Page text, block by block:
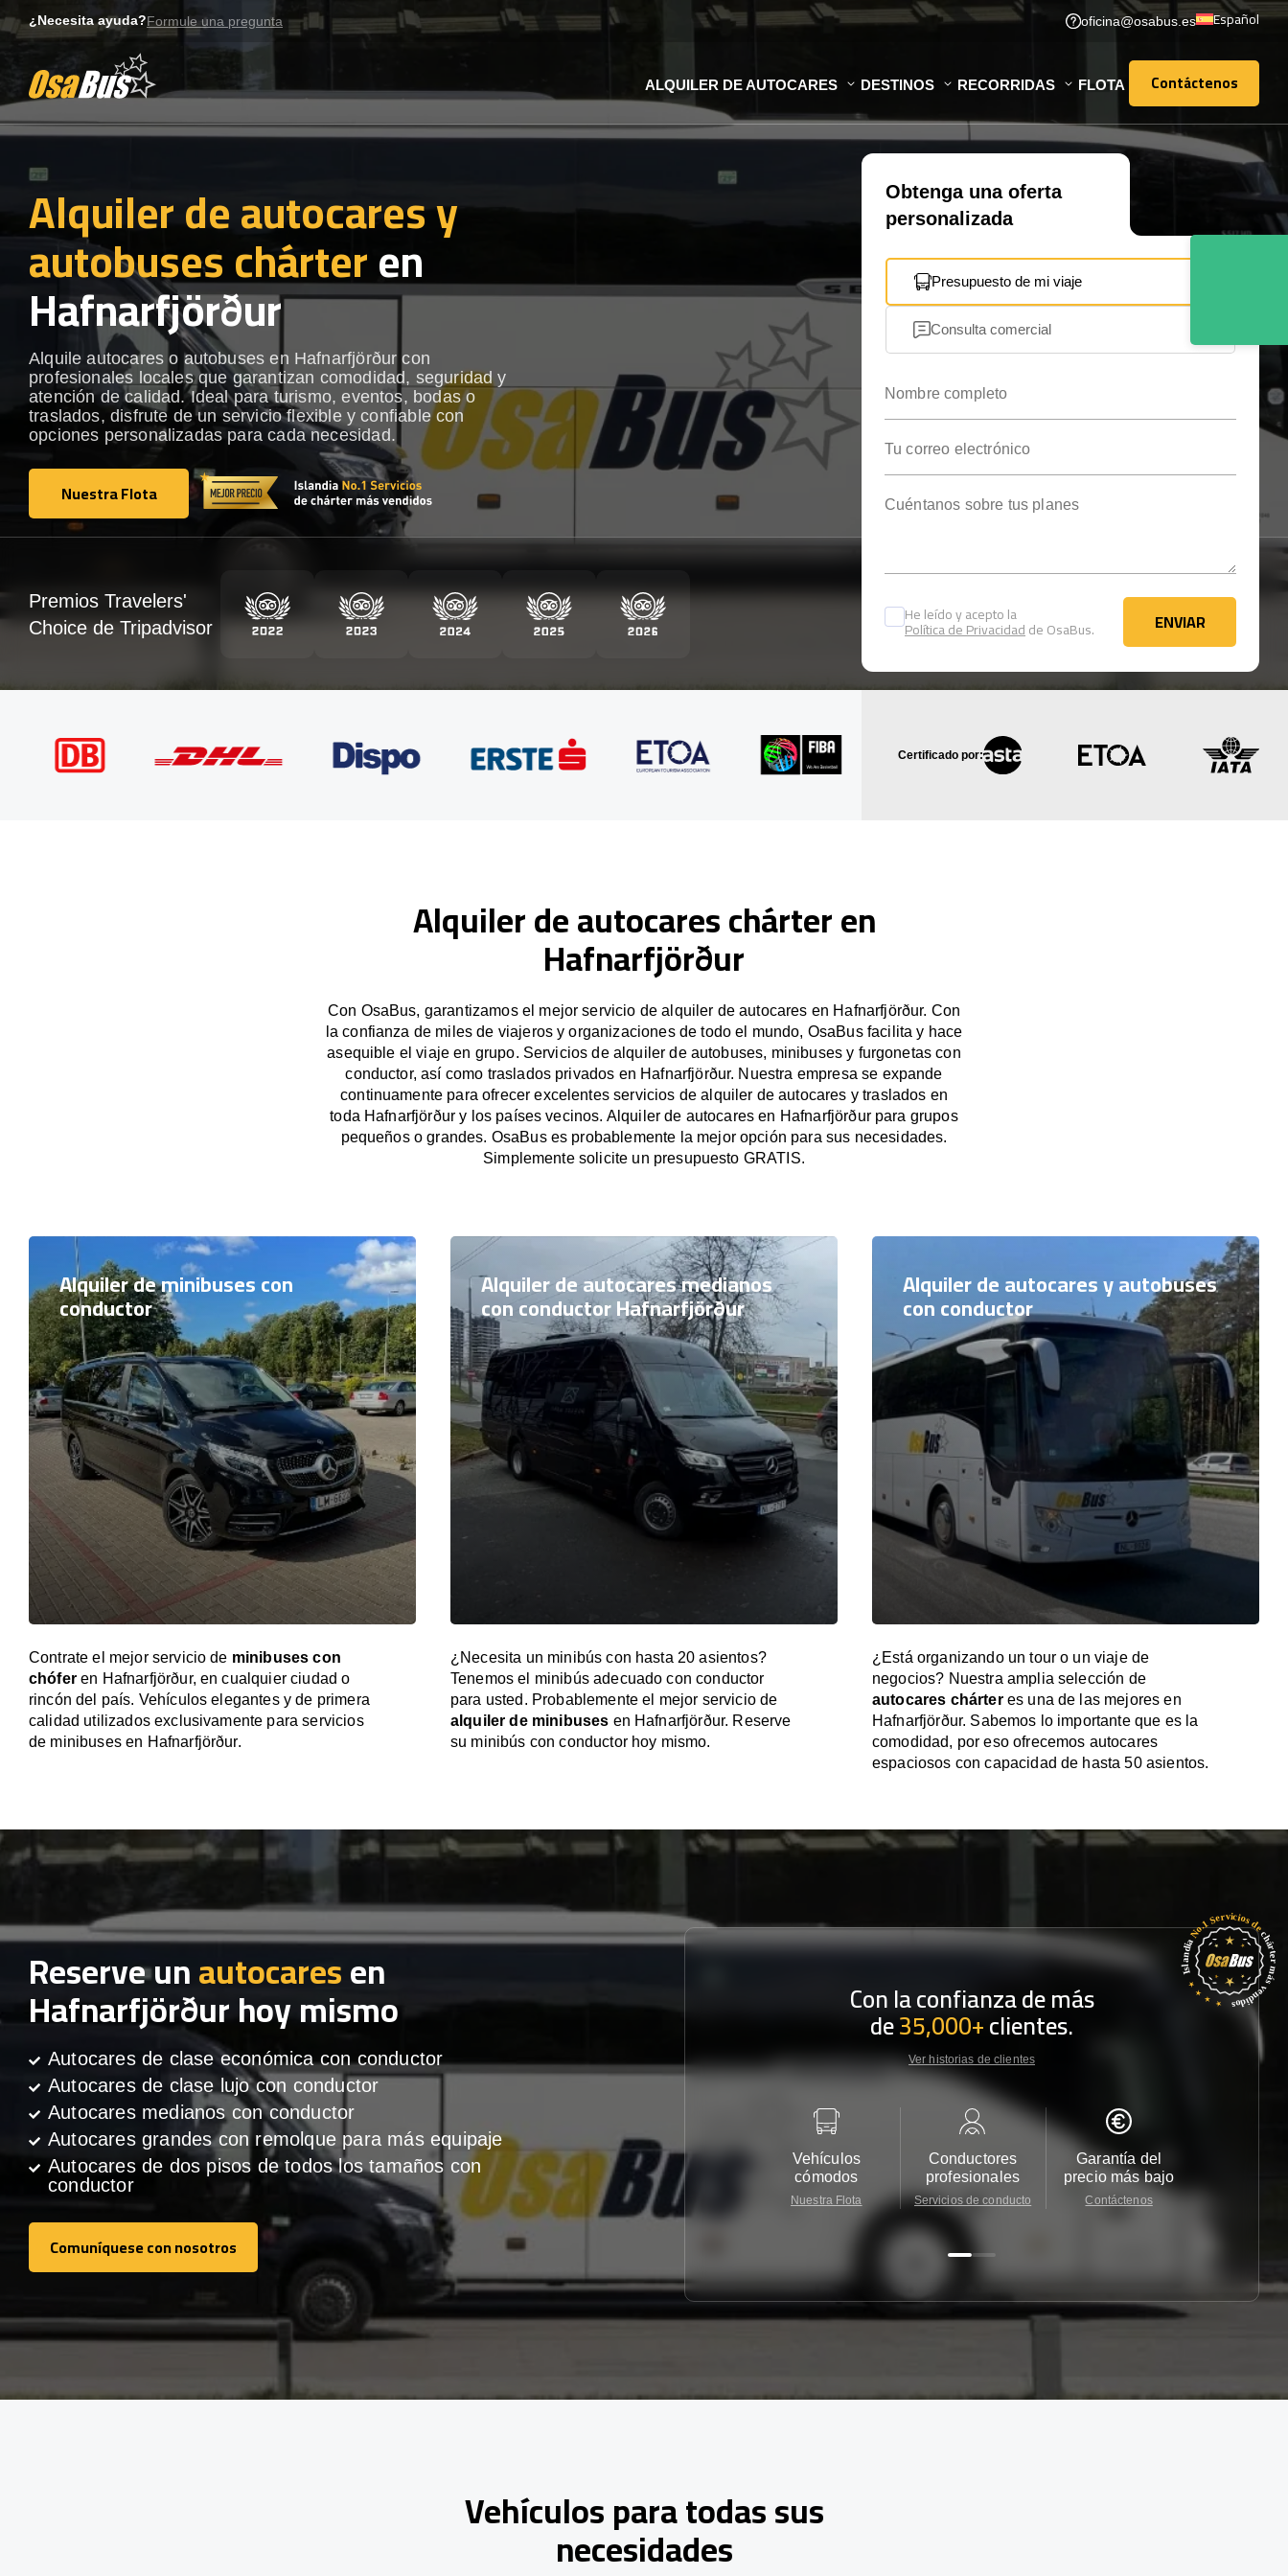
to
¿Necesita ayuda?Formule una pregunta oficina@osabus.es Español
ALQUILER DE AUTOCARES DESTINOS RECORRIDAS FLOTA Contáctenos
Contáctenos
Alquiler de autocares y
autobuses chárteren
Hafnarfjörður
Alquile autocares o autobuses en Hafnarfjörður con
profesionales locales que garantizan comodidad, seguridad y
atención de calidad. Ideal para turismo, eventos, bodas o
traslados, disfrute de un servicio flexible y confiable con
opciones personalizadas para cada necesidad.
Nuestra Flota
Nuestra Flota
Obtenga una oferta
personalizada
Presupuesto de mi viaje
Consulta comercial
He leído y acepto la
Política de Privacidadde OsaBus. ENVIAR
ENVIAR
Premios Travelers'
Choice de Tripadvisor
Certificado por:
Alquiler de autocares chárter en
Hafnarfjörður
Con OsaBus, garantizamos el mejor servicio de alquiler de autocares en Hafnarfjörður. Con
la confianza de miles de viajeros y organizaciones de todo el mundo, OsaBus facilita y hace
asequible el viaje en grupo. Servicios de alquiler de autobuses, minibuses y furgonetas con
conductor, así como traslados privados en Hafnarfjörður. Nuestra empresa se expande
continuamente para ofrecer excelentes servicios de alquiler de autocares y traslados en
toda Hafnarfjörður y los países vecinos. Alquiler de autocares en Hafnarfjörður para grupos
pequeños o grandes. OsaBus es probablemente la mejor opción para sus necesidades.
Simplemente solicite un presupuesto GRATIS.
Alquiler de minibuses con
conductor
Contrate el mejor servicio de minibuses con
chóferen Hafnarfjörður, en cualquier ciudad o
rincón del país. Vehículos elegantes y de primera
calidad utilizados exclusivamente para servicios
de minibuses en Hafnarfjörður.
Alquiler de autocares medianos
con conductor Hafnarfjörður
¿Necesita un minibús con hasta 20 asientos?
Tenemos el minibús adecuado con conductor
para usted. Probablemente el mejor servicio de
alquiler de minibuses en Hafnarfjörður. Reserve
su minibús con conductor hoy mismo.
Alquiler de autocares y autobuses
con conductor
¿Está organizando un tour o un viaje de
negocios? Nuestra amplia selección de
autocares chárteres una de las mejores en
Hafnarfjörður. Sabemos lo importante que es la
comodidad, por eso ofrecemos autocares
espaciosos con capacidad de hasta 50 asientos.
Reserve unautocaresen
Hafnarfjörður hoy mismo
Autocares de clase económica con conductor
Autocares de clase lujo con conductor
Autocares medianos con conductor
Autocares grandes con remolque para más equipaje
Autocares de dos pisos de todos los tamaños con
conductor
Comuníquese con nosotros
Comuníquese con nosotros
Con la confianza de más
de35,000+clientes.
Ver historias de clientes
Vehículos
cómodos
Nuestra Flota
Conductores
profesionales
Servicios de conducto
Garantía del
precio más bajo
Contáctenos
Vehículos para todas sus
necesidades